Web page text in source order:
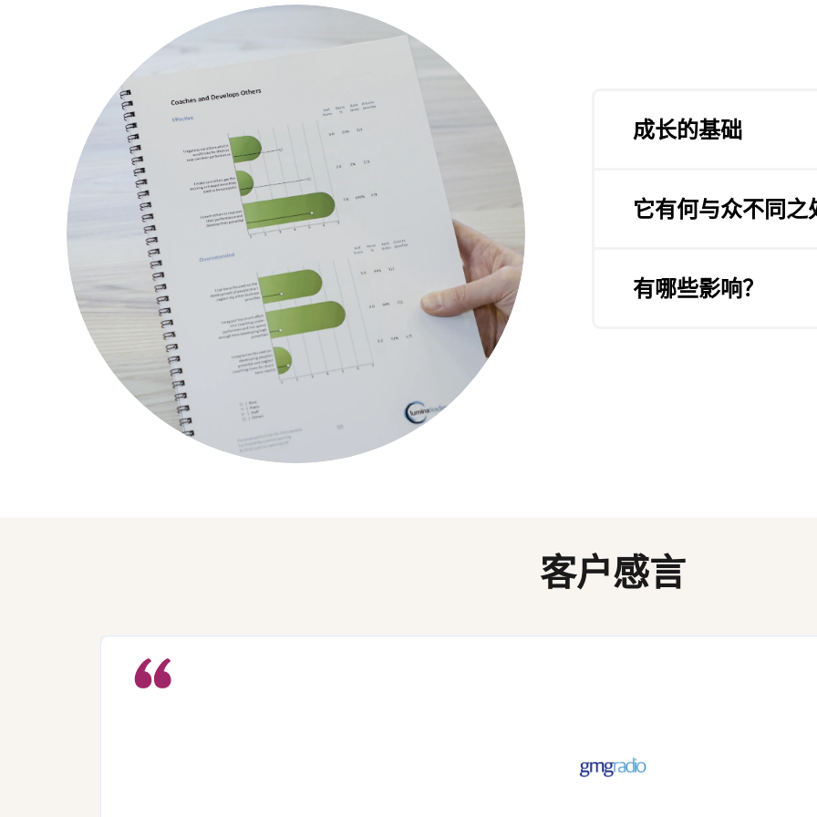
成长的基础
真实地进行领导。它侧重于
以交付为导向的领导、以人
它有何与众不同之
者独特的领导风格。它还会
的方法。Lumina Leader 增
有哪些影响？
客户感言